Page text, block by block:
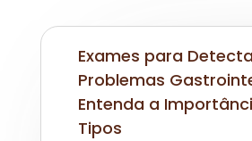
Exames para
Problemas
Entenda a
Tipos